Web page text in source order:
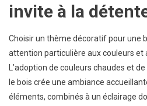
invite à la
Choisir un thème décoratif pour une
attention particulière aux couleurs et
L’adoption de couleurs chaudes et
le bois crée une ambiance
éléments, combinés à un éclairage